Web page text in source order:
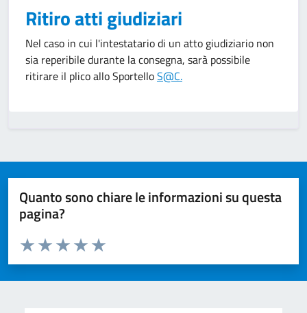
Ritiro atti giudiziari
Nel caso in cui l'intestatario di un atto giudiziario non
sia reperibile durante la consegna, sarà possibile
ritirare il plico allo SportelloS@C.
Quanto sono chiare le informazioni su questa
pagina?
Valuta da 1 a 5 stelle la pagina
Valuta 5 stelle su 5
Valuta 4 stelle su 5
Valuta 3 stelle su 5
Valuta 2 stelle su 5
Valuta 1 stelle su 5